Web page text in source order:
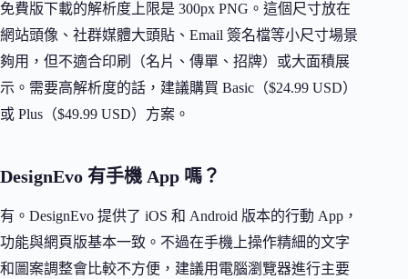
免費版下載的解析度上限是 300px PNG。這個尺寸放在
網站頭像、社群媒體大頭貼、Email 簽名檔等小尺寸場景
夠用，但不適合印刷（名片、傳單、招牌）或大面積展
示。需要高解析度的話，建議購買 Basic（$24.99 USD）
或 Plus（$49.99 USD）方案。
DesignEvo 有手機 App 嗎？
有。DesignEvo 提供了 iOS 和 Android 版本的行動 App，
功能與網頁版基本一致。不過在手機上操作精細的文字
和圖案調整會比較不方便，建議用電腦瀏覽器進行主要